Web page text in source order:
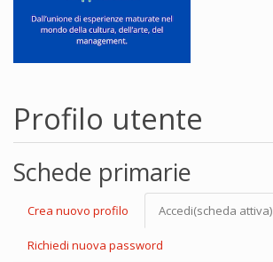
Profilo utente
Schede primarie
Crea nuovo profilo Accedi(scheda attiva)
Richiedi nuova password